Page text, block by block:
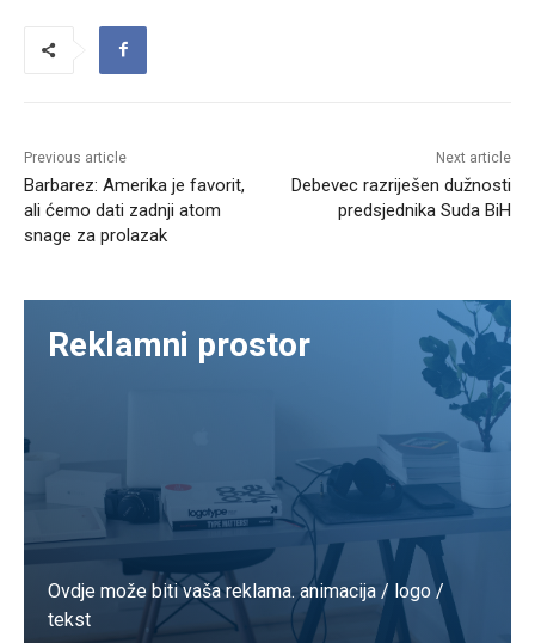
Previous article
Barbarez: Amerika je favorit,
ali ćemo dati zadnji atom
snage za prolazak
Next article
Debevec razriješen dužnosti
predsjednika Suda BiH
Reklamni prostor
Ovdje može biti vaša reklama. animacija / logo /
tekst